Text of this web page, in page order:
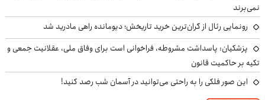
نمی‌برند
رونمایی رئال از گران‌ترین خرید تاریخش؛ دیومانده راهی مادرید شد
پزشکیان: پاسداشت مشروطه، فراخوانی است برای وفاق ملی، عقلانیت جمعی و
تکیه بر حاکمیت قانون
این صور فلکی را به راحتی می‌توانید در آسمان شب رصد کنید!